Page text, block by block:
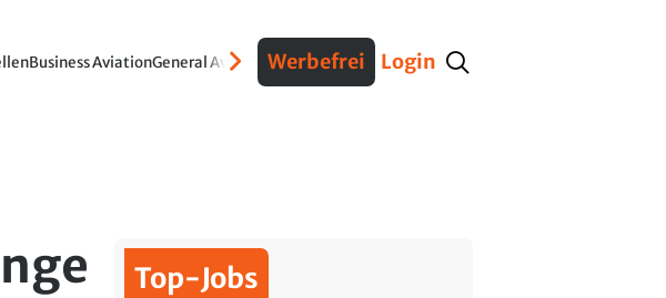
Business AviationGeneral AviationVerteidigungInterviews Fracht
Werbefrei Login
Top-Jobs